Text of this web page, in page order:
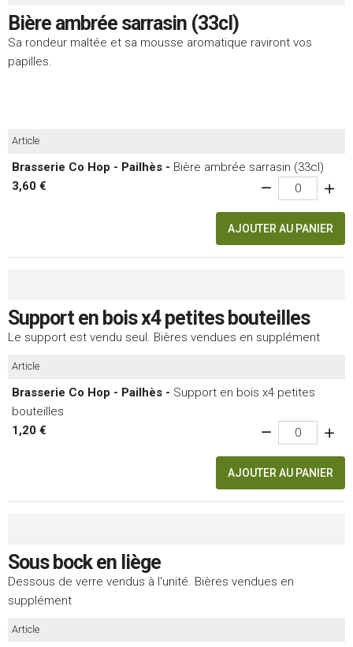
Bière ambrée sarrasin (33cl)
Sa rondeur maltée et sa mousse aromatique raviront vos
papilles.
Article
Brasserie Co Hop - Pailhès - Bière ambrée sarrasin (33cl)
3,60 €
AJOUTER AU PANIER
Support en bois x4 petites bouteilles
Le support est vendu seul. Bières vendues en supplément
Article
Brasserie Co Hop - Pailhès - Support en bois x4 petites
bouteilles
1,20 €
AJOUTER AU PANIER
Sous bock en liège
Dessous de verre vendus à l'unité. Bières vendues en
supplément
Article